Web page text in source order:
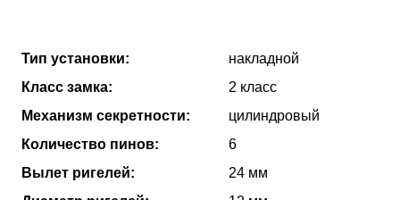
Тип установки:
накладной
Класс замка:
2 класс
Механизм секретности:
цилиндровый
Количество пинов:
6
Вылет ригелей:
24 мм